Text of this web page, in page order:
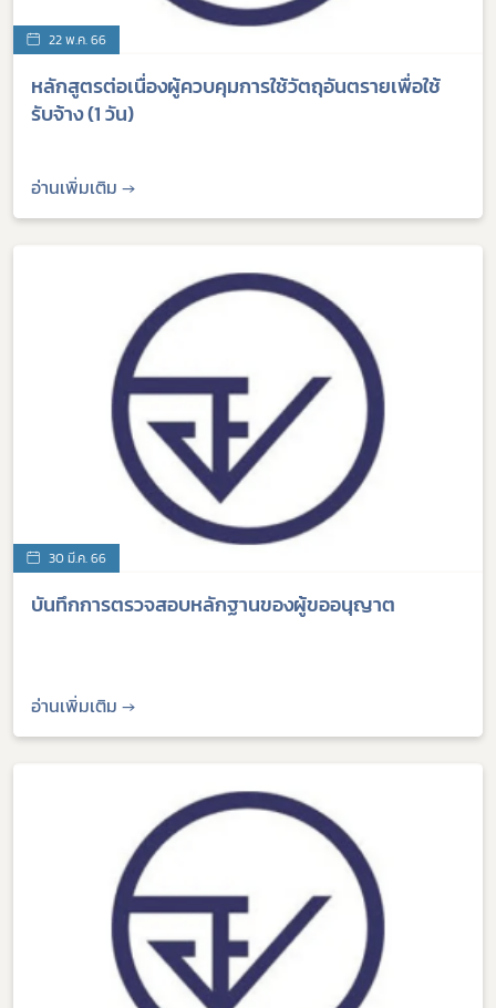
22 พ.ค. 66
หลักสูตรต่อเนื่องผู้ควบคุมการใช้วัตถุอันตรายเพื่อใช้
รับจ้าง (1 วัน)
อ่านเพิ่มเติม →
30 มี.ค. 66
บันทึกการตรวจสอบหลักฐานของผู้ขออนุญาต
อ่านเพิ่มเติม →